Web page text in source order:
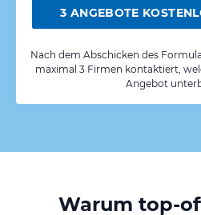
3 ANGEBOTE
Nach dem Abschicken des
maximal 3 Firmen kontaktiert,
Angebot
Warum top-